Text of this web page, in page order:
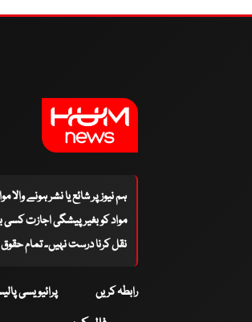
ہم نیوز پر شائع یا نشر ہونے
مواد کو بغیر پیشگی اجازت
نقل کرنا درست نہیں۔ تمام حقوق
رابطہ کریں پرائیویسی